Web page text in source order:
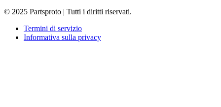
© 2025 Partsproto | Tutti i diritti riservati.
Termini di servizio
Informativa sulla privacy